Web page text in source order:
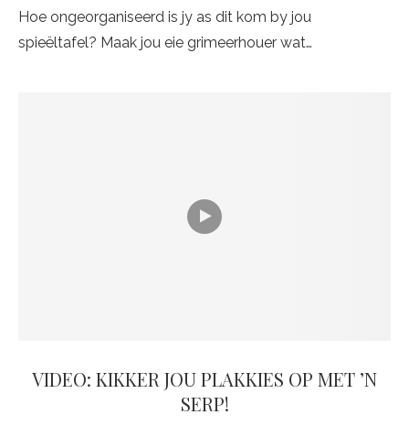
Hoe ongeorganiseerd is jy as dit kom by jou
spieëltafel? Maak jou eie grimeerhouer wat…
VIDEO: KIKKER JOU PLAKKIES OP MET ’N
SERP!